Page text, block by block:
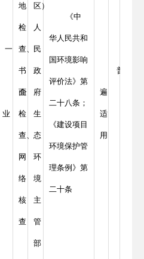
一
企
业
地
检
查、
书
面
检
查、
网
络
核
查
区）
人
民
政
府
生
态
环
境
主
管
部
《中
华人民共和
国环境影响
评价法》第
二十八条；
《建设项目
环境保护管
理条例》第
二十条
普
遍
适
用